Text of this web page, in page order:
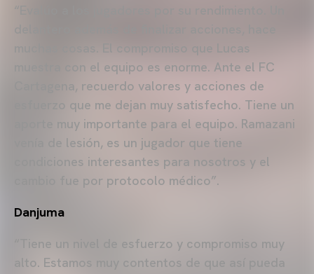
muchas cosas. El compromiso que Lucas
muestra con el equipo es enorme. Ante el FC
Cartagena, recuerdo valores y acciones de
esfuerzo que me dejan muy satisfecho. Tiene un
aporte muy importante para el equipo. Ramazani
venía de lesión, es un jugador que tiene
condiciones interesantes para nosotros y el
cambio fue por protocolo médico”.
Danjuma
“Tiene un nivel de esfuerzo y compromiso muy
alto. Estamos muy contentos de que así pueda